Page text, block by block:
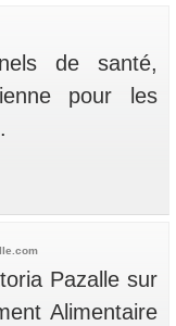
de santé,
pour les
Pazalle sur
Alimentaire